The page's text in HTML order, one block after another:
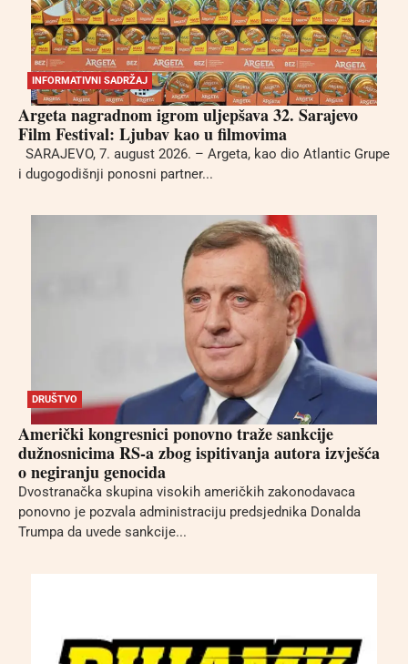
INFORMATIVNI SADRŽAJ
Argeta nagradnom igrom uljepšava 32. Sarajevo
Film Festival: Ljubav kao u filmovima
SARAJEVO, 7. august 2026. – Argeta, kao dio Atlantic Grupe
i dugogodišnji ponosni partner...
DRUŠTVO
Američki kongresnici ponovno traže sankcije
dužnosnicima RS-a zbog ispitivanja autora izvješća
o negiranju genocida
Dvostranačka skupina visokih američkih zakonodavaca
ponovno je pozvala administraciju predsjednika Donalda
Trumpa da uvede sankcije...